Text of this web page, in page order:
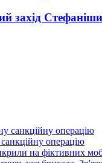
захід
операцію
на фіктивних